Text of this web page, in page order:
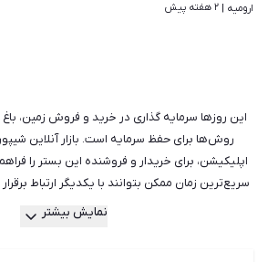
ارومیه | ۲ هفته پیش
این روزها سرمایه گذاری در خرید و فروش زمین،
روش‌ها برای حفظ سرمایه است. بازار آنلاین
اپلیکیشن، برای خریدار و فروشنده این بستر را
سریع‌ترین زمان ممکن بتوانند با یکدیگر ارتباط
فروش زمین مسکونی، زمین کشاورزی یا صنعتی، باغ،
نمایش بیشتر